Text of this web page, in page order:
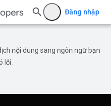
Đăng nhập
nội dung sang ngôn ngữ bạn
lỗi.